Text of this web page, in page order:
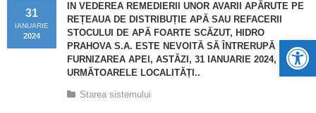
Despre noi
Anunțuri lucrări / opriri apă
IN VEDEREA REMEDIERII UNOR AVARII APĂRUTE PE
REȚEAUA DE DISTRIBUȚIE APĂ SAU REFACERII
STOCULUI DE APĂ FOARTE SCĂZUT, HIDRO
PRAHOVA S.A. ESTE NEVOITĂ SĂ ÎNTRERUPĂ
FURNIZAREA APEI, ASTĂZI, 31 IANUARIE 2024, ÎN
URMĂTOARELE LOCALITĂȚI..
31
IANUARIE
2024
Starea sistemului